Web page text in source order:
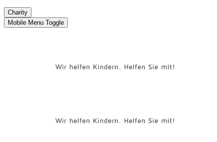
Charity
Mobile Menu Toggle